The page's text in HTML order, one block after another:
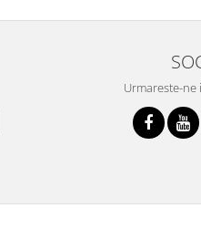
Urmareste-ne